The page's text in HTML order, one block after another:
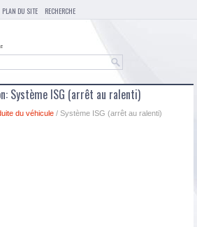
PLAN DU SITE RECHERCHE
Système ISG (arrêt au ralenti)
du véhicule / Système ISG (arrêt au ralenti)